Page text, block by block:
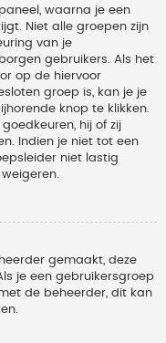
waarna je een
Niet alle groepen zijn
van je
gebruikers. Als het
op de hiervoor
groep is, kan je je
knop te klikken.
hij of zij
Indien je niet tot een
niet lastig
gemaakt, deze
je een gebruikersgroep
de beheerder, dit kan